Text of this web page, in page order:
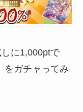
に1,000ptで
をガチャってみ